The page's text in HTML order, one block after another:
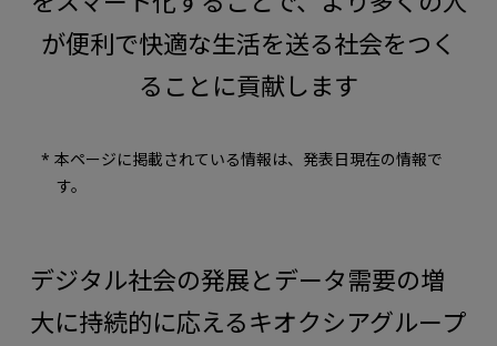
が便利で快適な生活を送る社会をつく
ることに貢献します
* 本ページに掲載されている情報は、発表日現在の情報で
す。
デジタル社会の発展とデータ需要の増
⼤に持続的に応えるキオクシアグループ